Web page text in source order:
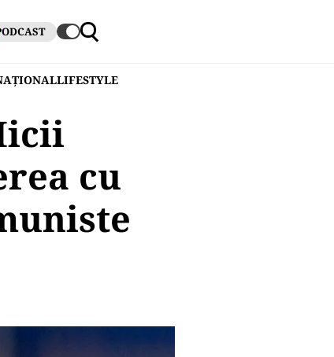
LIFESTYLE
cu